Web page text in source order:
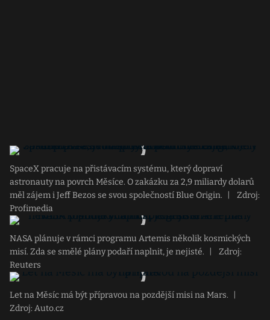
SpaceX pracuje na přistávacím systému, který dopraví
astronauty na povrch Měsíce. O zakázku za 2,9 miliardy dolarů
měl zájem i Jeff Bezos se svou společností Blue Origin.
Zdroj:
Profimedia
NASA plánuje v rámci programu Artemis několik kosmických
misí. Zda se smělé plány podaří naplnit, je nejisté.
Zdroj:
Reuters
Let na Měsíc má být přípravou na pozdější misi na Mars.
Zdroj: Auto.cz